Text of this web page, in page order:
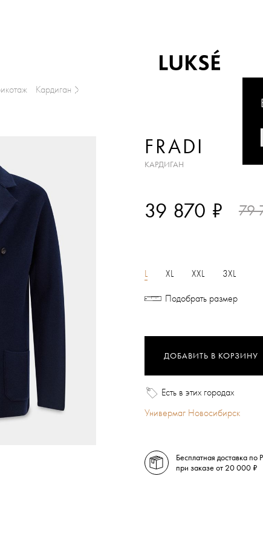
Кардиган
FRADI
КАРДИГАН
39 870 ₽ 79
L XL XXL
3XL
Подобрать размер
ДОБАВИТЬ В КОРЗИНУ
Есть в этих городах
Универмаг Новосибирск
Бесплатная доставка по
при заказе от 20 000 ₽